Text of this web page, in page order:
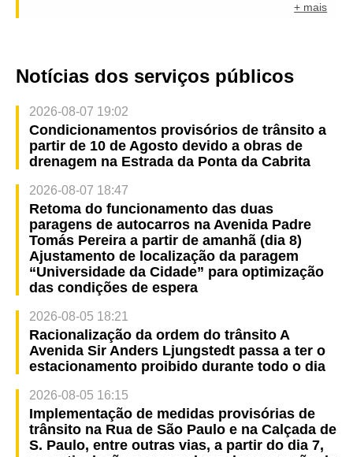
+ mais
Notícias dos serviços públicos
2026-08-07 19:02
Condicionamentos provisórios de trânsito a
partir de 10 de Agosto devido a obras de
drenagem na Estrada da Ponta da Cabrita
2026-08-07 18:47
Retoma do funcionamento das duas
paragens de autocarros na Avenida Padre
Tomás Pereira a partir de amanhã (dia 8)
Ajustamento de localização da paragem
“Universidade da Cidade” para optimização
das condições de espera
2026-08-05 18:21
Racionalização da ordem do trânsito A
Avenida Sir Anders Ljungstedt passa a ter o
estacionamento proibido durante todo o dia
2026-08-05 16:15
Implementação de medidas provisórias de
trânsito na Rua de São Paulo e na Calçada de
S. Paulo, entre outras vias, a partir do dia 7,